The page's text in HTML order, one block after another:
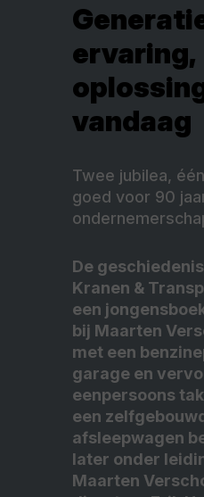
ervaring,
vandaag
Twee jubilea,
goed voor 90
De
Kranen &
een
bij Maarten
met een
garage en
eenpersoons
een
afsleepwagen
later onder
Maarten